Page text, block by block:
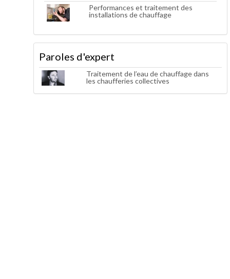
Performances et traitement des
installations de chauffage
Paroles d'expert
Traitement de l’eau de chauffage dans
les chaufferies collectives